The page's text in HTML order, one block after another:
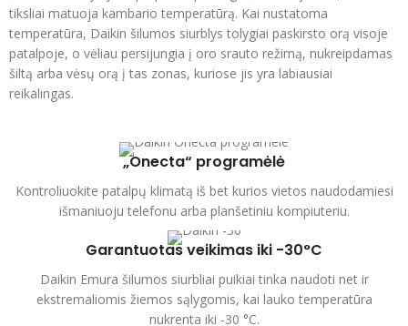
tiksliai matuoja kambario temperatūrą. Kai nustatoma
temperatūra, Daikin šilumos siurblys tolygiai paskirsto orą visoje
patalpoje, o vėliau persijungia į oro srauto režimą, nukreipdamas
šiltą arba vėsų orą į tas zonas, kuriose jis yra labiausiai
reikalingas.
„Onecta“ programėlė
Kontroliuokite patalpų klimatą iš bet kurios vietos naudodamiesi
išmaniuoju telefonu arba planšetiniu kompiuteriu.
Garantuotas veikimas iki -30°C
Daikin Emura šilumos siurbliai puikiai tinka naudoti net ir
ekstremaliomis žiemos sąlygomis, kai lauko temperatūra
nukrenta iki -30 °C.